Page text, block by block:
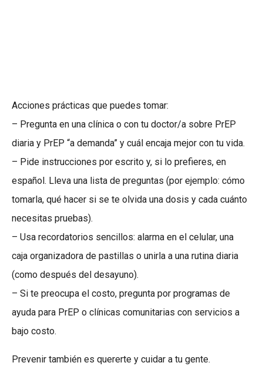
Acciones prácticas que puedes tomar:
– Pregunta en una clínica o con tu doctor/a sobre PrEP
diaria y PrEP “a demanda” y cuál encaja mejor con tu vida.
– Pide instrucciones por escrito y, si lo prefieres, en
español. Lleva una lista de preguntas (por ejemplo: cómo
tomarla, qué hacer si se te olvida una dosis y cada cuánto
necesitas pruebas).
– Usa recordatorios sencillos: alarma en el celular, una
caja organizadora de pastillas o unirla a una rutina diaria
(como después del desayuno).
– Si te preocupa el costo, pregunta por programas de
ayuda para PrEP o clínicas comunitarias con servicios a
bajo costo.
Prevenir también es quererte y cuidar a tu gente.